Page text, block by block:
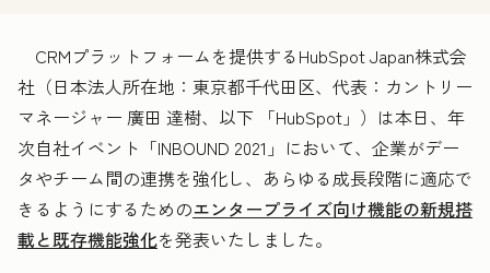
CRMプラットフォームを提供するHubSpot Japan株式会
社（日本法人所在地：東京都千代田区、代表：カントリー
マネージャー 廣田 達樹、以下 「HubSpot」）は本日、年
次自社イベント「INBOUND 2021」において、企業がデー
タやチーム間の連携を強化し、あらゆる成長段階に適応で
きるようにするためのエンタープライズ向け機能の新規搭
載と既存機能強化を発表いたしました。